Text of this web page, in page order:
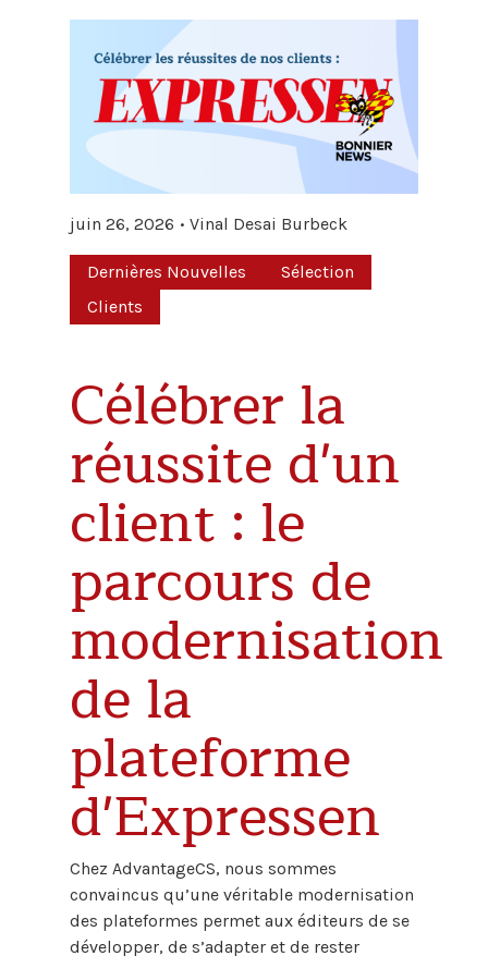
juin 26, 2026 Vinal Desai Burbeck
Dernières Nouvelles
Sélection
Clients
Célébrer la
réussite d'un
client : le
parcours de
modernisation
de la
plateforme
d'Expressen
Chez AdvantageCS, nous sommes
convaincus qu’une véritable modernisation
des plateformes permet aux éditeurs de se
développer, de s’adapter et de rester